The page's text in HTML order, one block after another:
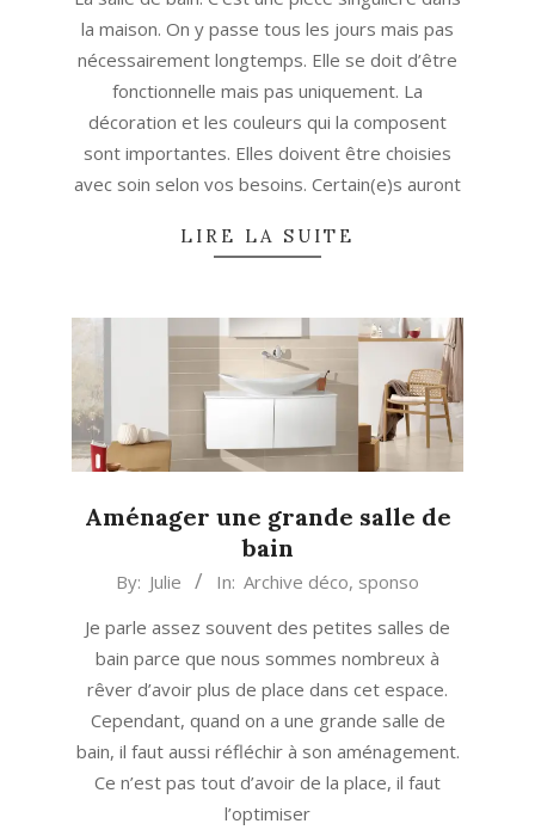
la maison. On y passe tous les jours mais pas
nécessairement longtemps. Elle se doit d’être
fonctionnelle mais pas uniquement. La
décoration et les couleurs qui la composent
sont importantes. Elles doivent être choisies
avec soin selon vos besoins. Certain(e)s auront
LIRE LA SUITE
Aménager une grande salle de
bain
2016-
22
By: Julie In: Archive déco, sponso
Je parle assez souvent des petites salles de
bain parce que nous sommes nombreux à
rêver d’avoir plus de place dans cet espace.
Cependant, quand on a une grande salle de
bain, il faut aussi réfléchir à son aménagement.
Ce n’est pas tout d’avoir de la place, il faut
l’optimiser